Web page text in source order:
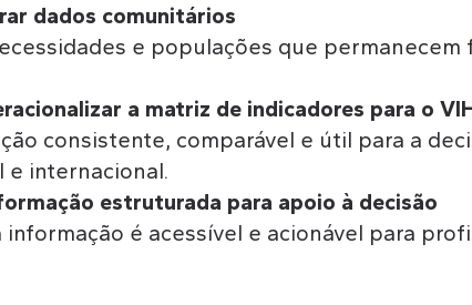
dados comunitários
e populações que permanecem
a matriz de indicadores para o
consistente, comparável e útil para a
e internacional.
estruturada para apoio à decisão
é acessível e acionável para